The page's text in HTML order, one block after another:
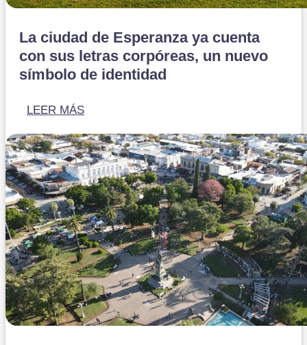
La ciudad de Esperanza ya cuenta
con sus letras corpóreas, un nuevo
símbolo de identidad
LEER MÁS